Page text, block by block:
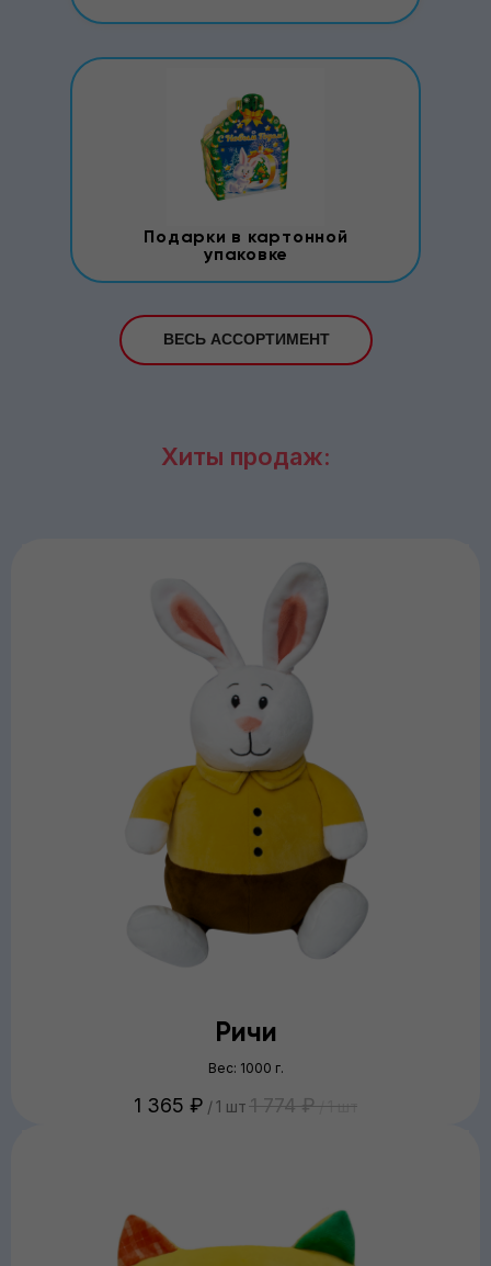
Подарки в картонной
упаковке
ВЕСЬ АССОРТИМЕНТ
Хиты продаж:
Ричи
Вес: 1000 г.
1 365 ₽ / 1 шт 1 774 ₽/1 шт